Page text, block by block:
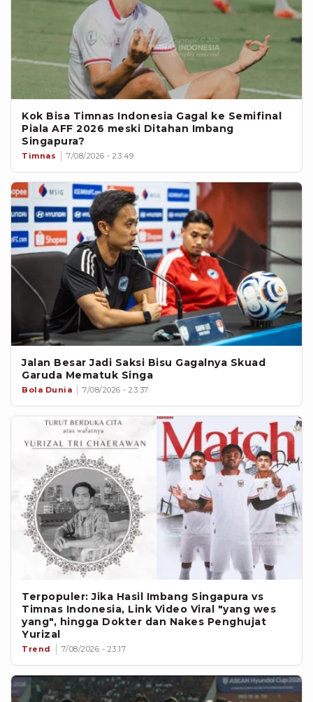
Kok Bisa Timnas Indonesia Gagal ke Semifinal
Piala AFF 2026 meski Ditahan Imbang
Singapura?
Timnas 7/08/2026 - 23:49
Jalan Besar Jadi Saksi Bisu Gagalnya Skuad
Garuda Mematuk Singa
Bola Dunia 7/08/2026 - 23:37
Terpopuler: Jika Hasil Imbang Singapura vs
Timnas Indonesia, Link Video Viral "yang wes
yang", hingga Dokter dan Nakes Penghujat
Yurizal
Trend 7/08/2026 - 23:17